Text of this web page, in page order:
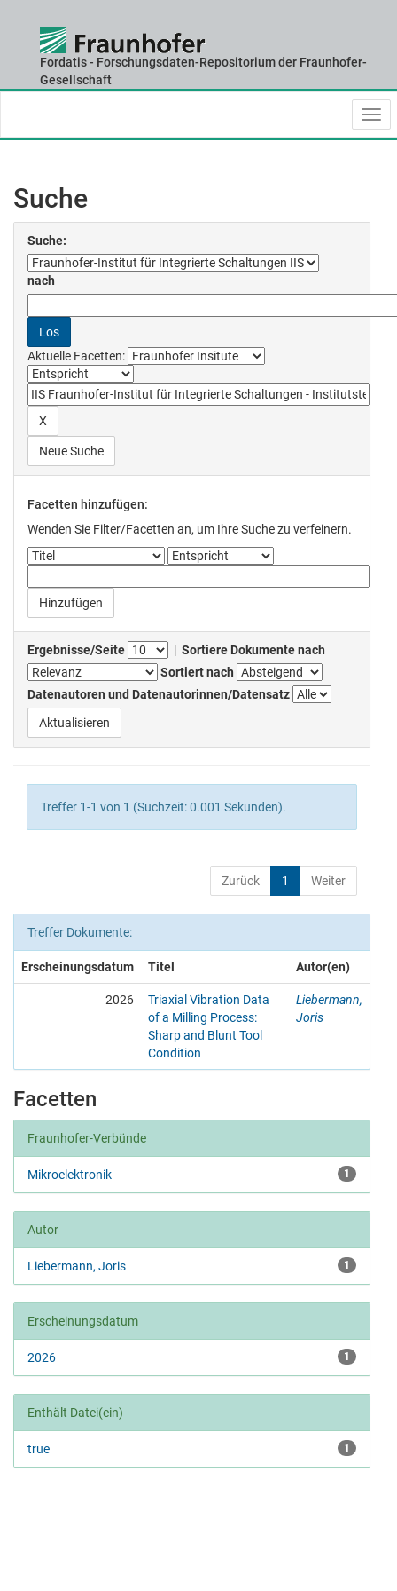
navigation
Fordatis - Forschungsdaten-Repositorium der Fraunhofer-
Gesellschaft
Suche
Suche:
nach
Aktuelle Facetten:
Neue Suche
Facetten hinzufügen:
Wenden Sie Filter/Facetten an, um Ihre Suche zu verfeinern.
Ergebnisse/Seite | Sortiere Dokumente nach
Sortiert nach
Datenautoren und Datenautorinnen/Datensatz
Treffer 1-1 von 1 (Suchzeit: 0.001 Sekunden).
Zurück 1 Weiter
Treffer Dokumente:
Erscheinungsdatum Titel Autor(en)
2026
Triaxial Vibration Data
of a Milling Process:
Sharp and Blunt Tool
Condition
Liebermann,
Joris
Facetten
Fraunhofer-Verbünde
1
Mikroelektronik
Autor
1
Liebermann, Joris
Erscheinungsdatum
1
2026
Enthält Datei(ein)
1
true